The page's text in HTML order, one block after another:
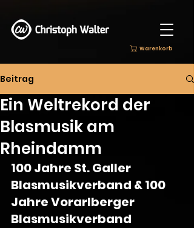
Warenkorb
Beitrag
Ein Weltrekord der
Blasmusik am
Rheindamm
100 Jahre St. Galler
Blasmusikverband & 100
Jahre Vorarlberger
Blasmusikverband